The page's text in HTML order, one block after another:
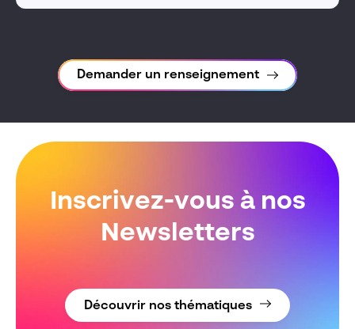
Demander un renseignement
Inscrivez-vous à nos
Newsletters
Découvrir nos thématiques